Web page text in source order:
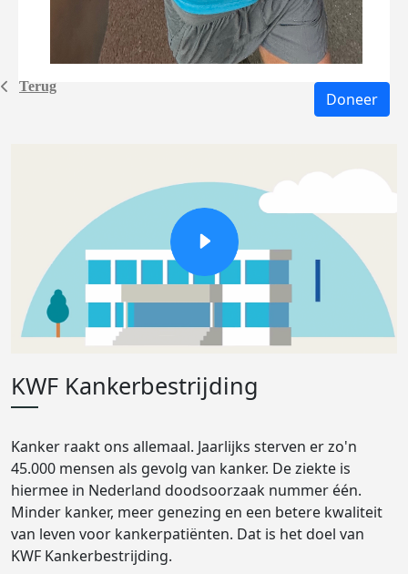
Terug
Doneer
KWF Kankerbestrijding
Kanker raakt ons allemaal. Jaarlijks sterven er zo'n
45.000 mensen als gevolg van kanker. De ziekte is
hiermee in Nederland doodsoorzaak nummer één.
Minder kanker, meer genezing en een betere kwaliteit
van leven voor kankerpatiënten. Dat is het doel van
KWF Kankerbestrijding.